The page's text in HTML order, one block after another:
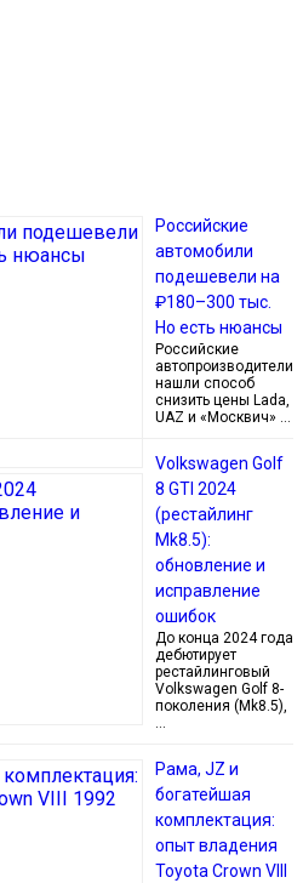
Российские
автомобили
подешевели на
₽180–300 тыс.
Но есть нюансы
Российские
автопроизводители
нашли способ
снизить цены Lada,
UAZ и «Москвич» …
Volkswagen Golf
8 GTI 2024
(рестайлинг
Mk8.5):
обновление и
исправление
ошибок
До конца 2024 года
дебютирует
рестайлинговый
Volkswagen Golf 8-
поколения (Mk8.5),
Рама, JZ и
богатейшая
комплектация:
опыт владения
Toyota Crown VIII